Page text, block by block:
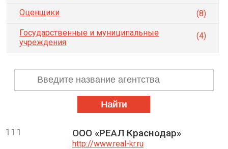
Оценщики
(8)
Государственные и муниципальные
учреждения
(4)
111 ООО «РЕАЛ Краснодар»
http://www.real-kr.ru